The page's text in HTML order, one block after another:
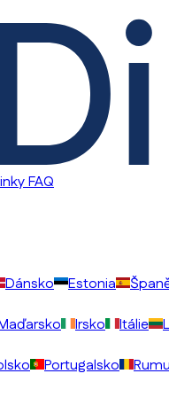
FAQ
Dánsko Estonia
Irsko Itálie
Portugalsko